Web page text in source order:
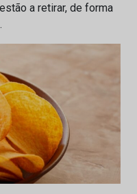
a retirar, de forma